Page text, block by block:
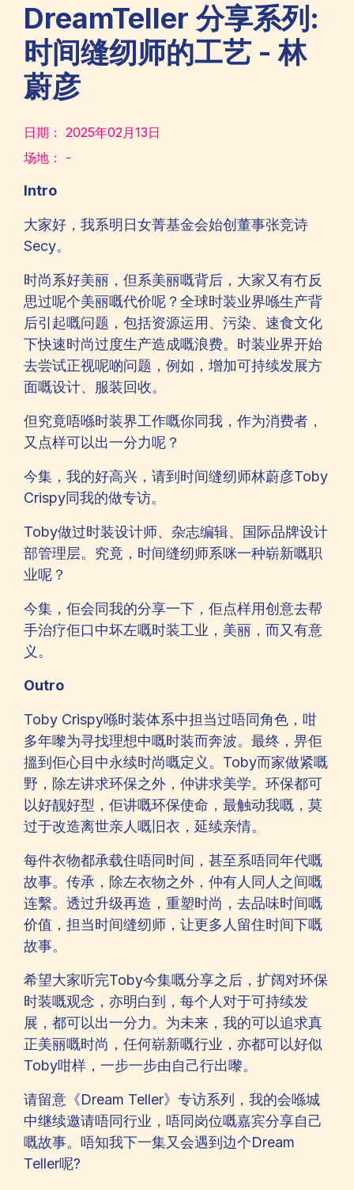
DreamTeller 分享系列:
时间缝纫师的工艺 - 林
蔚彦
日期： 2025年02月13日
场地： -
Intro
大家好，我系明日女菁基金会始创董事张竞诗
Secy。
时尚系好美丽，但系美丽嘅背后，大家又有冇反
思过呢个美丽嘅代价呢？全球时装业界喺生产背
后引起嘅问题，包括资源运用、污染、速食文化
下快速时尚过度生产造成嘅浪费。时装业界开始
去尝试正视呢啲问题，例如，增加可持续发展方
面嘅设计、服装回收。
但究竟唔喺时装界工作嘅你同我，作为消费者，
又点样可以出一分力呢？
今集，我的好高兴，请到时间缝纫师林蔚彦Toby
Crispy同我的做专访。
Toby做过时装设计师、杂志编辑、国际品牌设计
部管理层。究竟，时间缝纫师系咪一种崭新嘅职
业呢？
今集，佢会同我的分享一下，佢点样用创意去帮
手治疗佢口中坏左嘅时装工业，美丽，而又有意
义。
Outro
Toby Crispy喺时装体系中担当过唔同角色，咁
多年嚟为寻找理想中嘅时装而奔波。最终，畀佢
搵到佢心目中永续时尚嘅定义。Toby而家做紧嘅
野，除左讲求环保之外，仲讲求美学。环保都可
以好靓好型，佢讲嘅环保使命，最触动我嘅，莫
过于改造离世亲人嘅旧衣，延续亲情。
每件衣物都承载住唔同时间，甚至系唔同年代嘅
故事。传承，除左衣物之外，仲有人同人之间嘅
连繫。透过升级再造，重塑时尚，去品味时间嘅
价值，担当时间缝纫师，让更多人留住时间下嘅
故事。
希望大家听完Toby今集嘅分享之后，扩阔对环保
时装嘅观念，亦明白到，每个人对于可持续发
展，都可以出一分力。为未来，我的可以追求真
正美丽嘅时尚，任何崭新嘅行业，亦都可以好似
Toby咁样，一步一步由自己行出嚟。
请留意《Dream Teller》专访系列，我的会喺城
中继续邀请唔同行业，唔同岗位嘅嘉宾分享自己
嘅故事。唔知我下一集又会遇到边个Dream
Teller呢?